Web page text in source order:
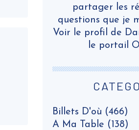
Billets D'où (466)
A Ma Table (138)
partager les
questions que je
Voir le profil de
le portail